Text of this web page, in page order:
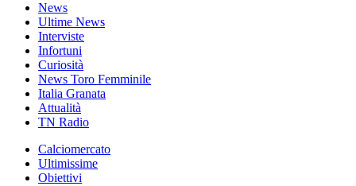
News
Ultime News
Interviste
Infortuni
Curiosità
News Toro Femminile
Italia Granata
Attualità
TN Radio
Calciomercato
Ultimissime
Obiettivi